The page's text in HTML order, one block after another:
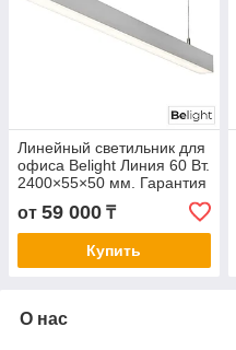
Линейный светильник для
офиса Belight Линия 60 Вт.
2400×55×50 мм. Гарантия
3- 5 лет. Сертификат СТ
КЗ. Любой цвет корпуса
от 59 000 ₸
Купить
О нас